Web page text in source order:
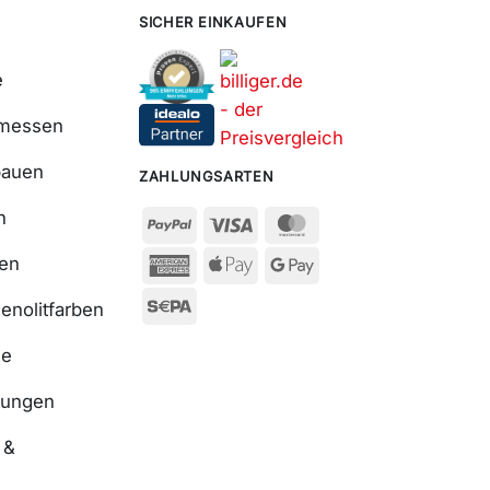
SICHER EINKAUFEN
ZAHLUNGSARTEN